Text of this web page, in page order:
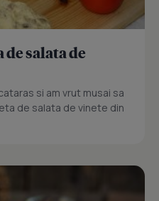
de salata de
si am vrut musai sa
de salata de vinete din